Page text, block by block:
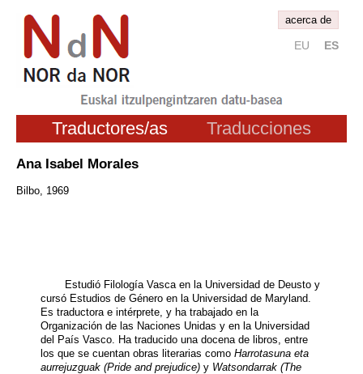
acerca de
EU ES
Traductores/as Traducciones
Ana Isabel Morales
Bilbo, 1969
Estudió Filología Vasca en la Universidad de Deusto y
cursó Estudios de Género en la Universidad de Maryland.
Es traductora e intérprete, y ha trabajado en la
Organización de las Naciones Unidas y en la Universidad
del País Vasco. Ha traducido una docena de libros, entre
los que se cuentan obras literarias como Harrotasuna eta
aurrejuzguak (Pride and prejudice) y Watsondarrak (The